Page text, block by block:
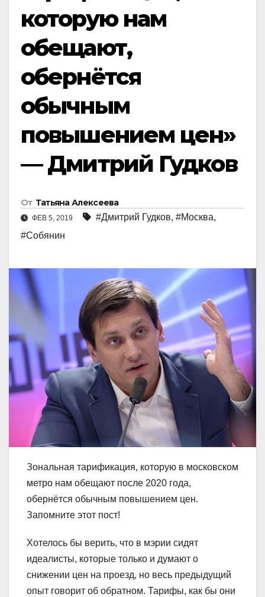
которую нам
обещают,
обернётся
обычным
повышением цен»
— Дмитрий Гудков
От Татьяна Алексеева
ФЕВ 5, 2019 #Дмитрий Гудков, #Москва,
#Собянин
Зональная тарификация, которую в московском
метро нам обещают после 2020 года,
обернётся обычным повышением цен.
Запомните этот пост!
Хотелось бы верить, что в мэрии сидят
идеалисты, которые только и думают о
снижении цен на проезд, но весь предыдущий
опыт говорит об обратном. Тарифы, как бы они